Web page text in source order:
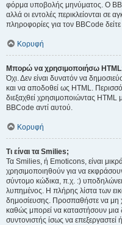
φόρμα υποβολής μηνύματος. Ο
αλλά οι εντολές περικλείονται σε
πληροφορίες για τον BBCode
Κορυφή
Μπορώ να χρησιμοποιήσω
Όχι. Δεν είναι δυνατόν να
και να αποδοθεί ως HTML.
διεξαχθεί χρησιμοποιώντας
BBCode αντί αυτού.
Κορυφή
Τι είναι τα Smilies;
Τα Smilies, ή Emoticons, είναι
χρησιμοποιηθούν για να
σύντομο κώδικα, π.χ. :)
λυπημένος. Η πλήρης λίστα των
δημοσίευσης. Προσπαθήστε να μη
καθώς μπορεί να καταστήσουν μια
συντονιστής ίσως να